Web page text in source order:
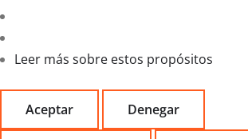
Leer más sobre estos propósitos
Aceptar Denegar